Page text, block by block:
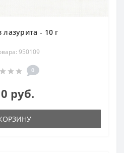
лазурита - 10 г
950109
0
руб.